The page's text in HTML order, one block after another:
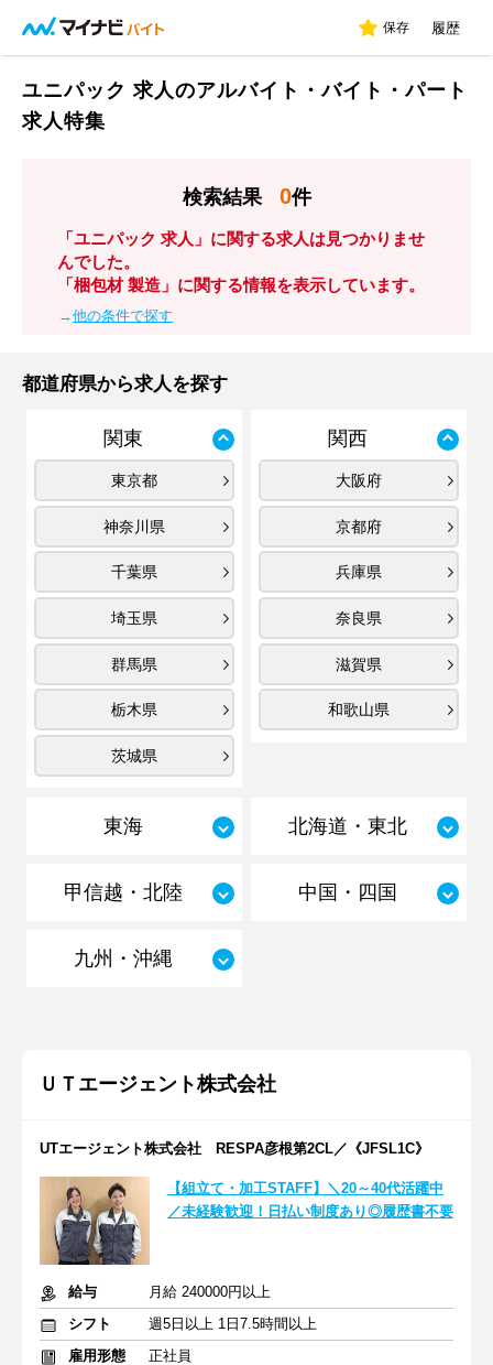
保存 履歴
ユニパック 求人のアルバイト・バイト・パート
求人特集
検索結果 0件
「ユニパック 求人」に関する求人は見つかりませ
んでした。
「梱包材 製造」に関する情報を表示しています。
→他の条件で探す
都道府県から求人を探す
関東
東京都
神奈川県
千葉県
埼玉県
群馬県
栃木県
茨城県
関西
大阪府
京都府
兵庫県
奈良県
滋賀県
和歌山県
東海 北海道・東北
甲信越・北陸 中国・四国
九州・沖縄
ＵＴエージェント株式会社
UTエージェント株式会社 RESPA彦根第2CL／《JFSL1C》
【組立て・加工STAFF】＼20～40代活躍中
／未経験歓迎！日払い制度あり◎履歴書不要
給与
月給 240000円以上
シフト
週5日以上 1日7.5時間以上
雇用形態
正社員